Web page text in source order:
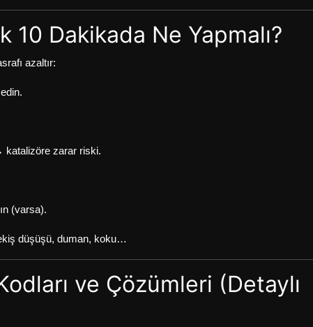
10 Dakikada Ne Yapmalı?
azaltır:
katalizöre zarar riski.
(varsa).
düşüşü, duman, koku…
ve Çözümleri (Detaylı